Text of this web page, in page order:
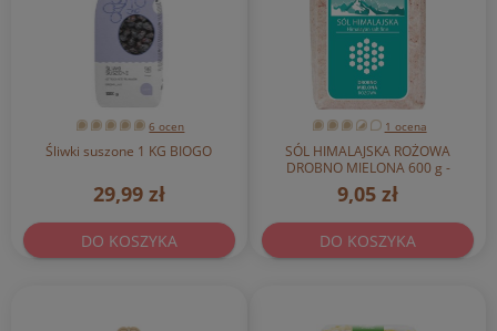
6 ocen
Śliwki suszone 1 KG BIOGO
29,99 zł
DO KOSZYKA
1 ocena
SÓL HIMALAJSKA ROŻOWA
DROBNO MIELONA 600 g -
CRYSTALLINE PLANET
9,05 zł
DO KOSZYKA